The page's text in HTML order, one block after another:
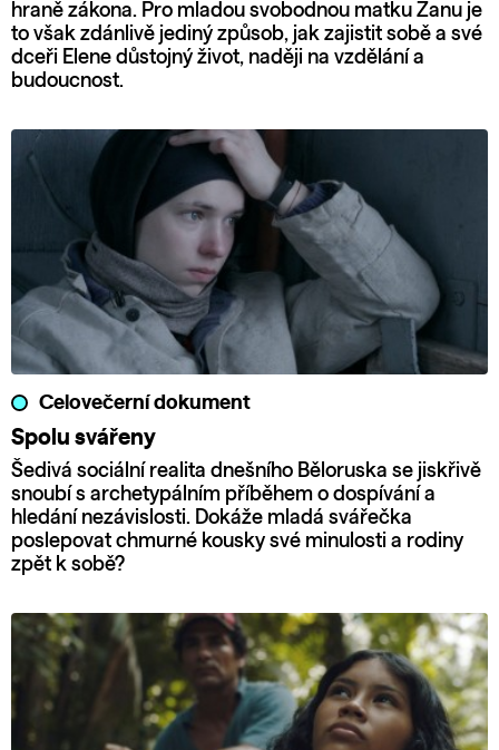
hraně zákona. Pro mladou svobodnou matku Žanu je
to však zdánlivě jediný způsob, jak zajistit sobě a své
dceři Elene důstojný život, naději na vzdělání a
budoucnost.
Celovečerní dokument
Spolu svářeny
Šedivá sociální realita dnešního Běloruska se jiskřivě
snoubí s archetypálním příběhem o dospívání a
hledání nezávislosti. Dokáže mladá svářečka
poslepovat chmurné kousky své minulosti a rodiny
zpět k sobě?